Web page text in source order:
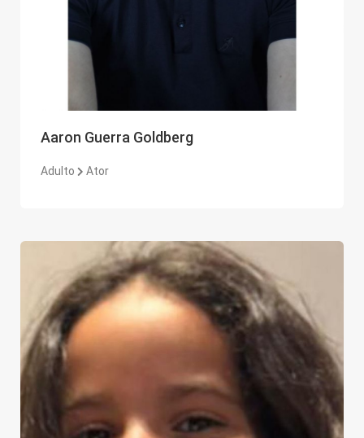
Aaron Guerra Goldberg
Adulto Ator